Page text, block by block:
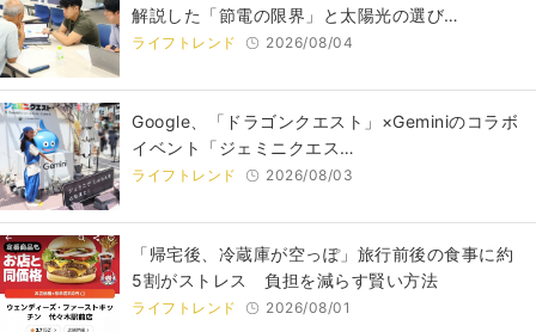
解説した「節電の限界」と太陽光の選び…
ライフトレンド 2026/08/04
Google、「ドラゴンクエスト」×Geminiのコラボ
イベント「ジェミニクエス…
ライフトレンド 2026/08/03
「帰宅後、冷蔵庫が空っぽ」旅行前後の食事に約
5割がストレス 負担を減らす賢い方法
ライフトレンド 2026/08/01